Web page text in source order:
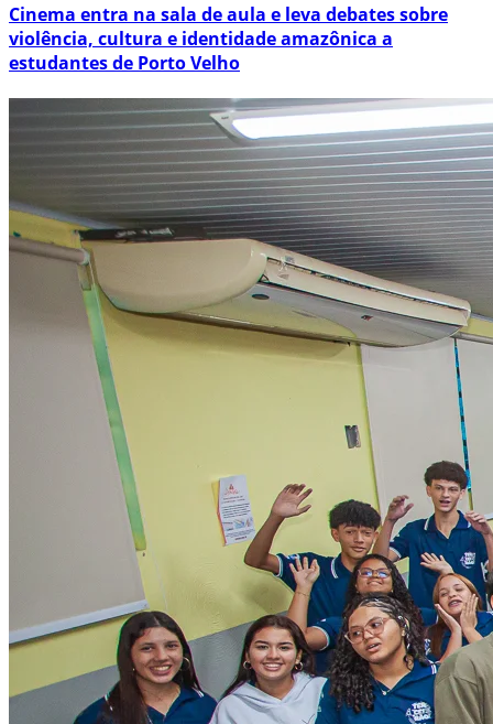
Cinema entra na sala de aula e leva debates sobre
violência, cultura e identidade amazônica a
estudantes de Porto Velho